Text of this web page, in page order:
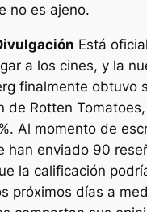
no es ajeno.
Está
a los cines, y la
finalmente obtuvo
de Rotten
Al momento de
han enviado 90
la calificación
próximos días a